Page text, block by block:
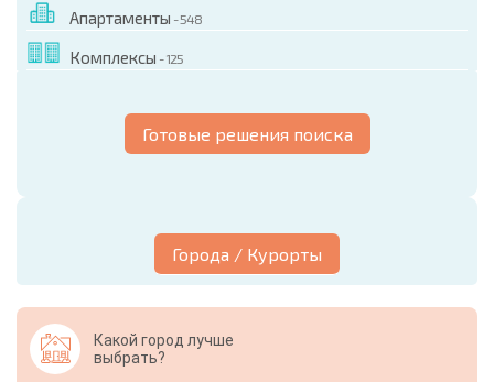
Апартаменты - 548
Комплексы - 125
Готовые решения поиска
Города / Курорты
Какой город лучше
выбрать?